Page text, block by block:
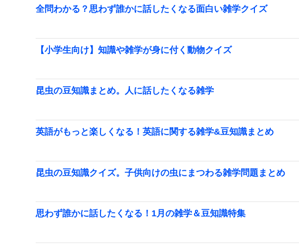
全問わかる？思わず誰かに話したくなる面白い雑学クイズ
【小学生向け】知識や雑学が身に付く動物クイズ
昆虫の豆知識まとめ。人に話したくなる雑学
英語がもっと楽しくなる！英語に関する雑学&豆知識まとめ
昆虫の豆知識クイズ。子供向けの虫にまつわる雑学問題まとめ
思わず誰かに話したくなる！1月の雑学＆豆知識特集